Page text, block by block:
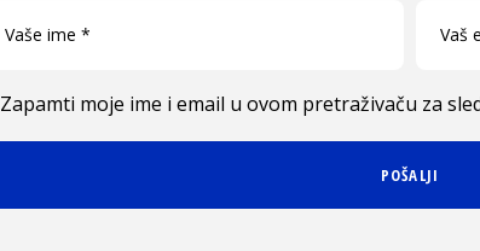
Zapamti moje ime i email u ovom pretraživaču za